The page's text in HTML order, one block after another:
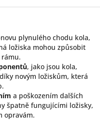
plynulého chodu kola,
ložiska mohou způsobit
, jako jsou kola,
novým ložiskům, která
a poškozením dalších
špatně fungujícími ložisky,
opravám.